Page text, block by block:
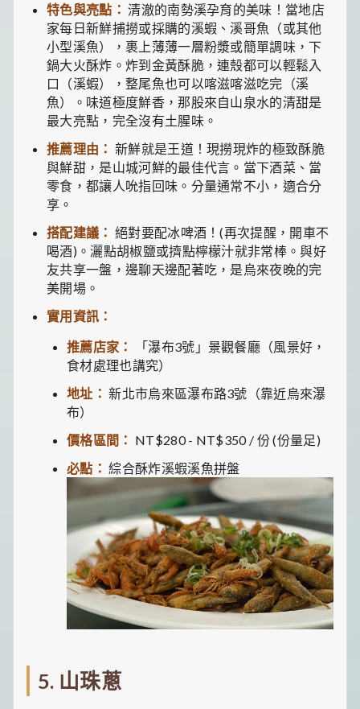
特色與亮點： 清澈的南勢溪孕育的美味！當地店
家每日新鮮捕撈或採購的溪蝦、溪哥魚（或其他
小型溪魚），裹上薄薄一層粉漿或簡單調味，下
鍋大火酥炸。炸到金黃酥脆，連殼都可以輕鬆入
口（溪蝦），整尾魚也可以喀滋喀滋吃完（溪
魚）。味道極度鮮香，那股來自山泉水的清甜是
最大亮點，完全沒有土腥味。
推薦理由： 新鮮就是王道！現撈現炸的極致酥脆
與鮮甜，是山城河鮮的最佳代言。當下酒菜、當
零食，都讓人吮指回味。分量通常不小，適合分
享。
搭配建議： 絕對要配冰啤酒！(再次提醒，開車不
喝酒)。灑點胡椒鹽或擠點檸檬汁就非常棒。與好
友共享一盤，邊聊天邊配著吃，是烏來夜晚的完
美開場。
實用資訊：
推薦店家：
「瀑布3號」景觀餐廳（風景好，
食材處理也講究）
地址： 新北市烏來區瀑布路3號（靠近烏來瀑
布）
價格區間： NT$280 - NT$350 / 份 (份量足)
必點： 綜合酥炸溪蝦溪魚拼盤
5. 山珠蔥